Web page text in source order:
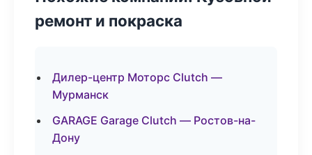
ремонт и покраска
Дилер-центр Моторс Clutch —
Мурманск
GARAGE Garage Clutch — Ростов-на-
Дону